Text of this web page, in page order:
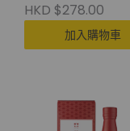
HKD $278.00
加入購物車